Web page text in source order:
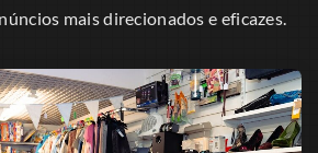
mais direcionados e eficazes.